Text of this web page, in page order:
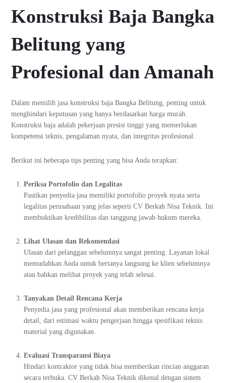
Konstruksi Baja Bangka
Belitung yang
Profesional dan Amanah
Dalam memilih jasa konstruksi baja Bangka Belitung, penting untuk
menghindari keputusan yang hanya berdasarkan harga murah.
Konstruksi baja adalah pekerjaan presisi tinggi yang memerlukan
kompetensi teknis, pengalaman nyata, dan integritas profesional.
Berikut ini beberapa tips penting yang bisa Anda terapkan:
Periksa Portofolio dan Legalitas
Pastikan penyedia jasa memiliki portofolio proyek nyata serta
legalitas perusahaan yang jelas seperti CV Berkah Nisa Teknik. Ini
membuktikan kredibilitas dan tanggung jawab hukum mereka.
Lihat Ulasan dan Rekomendasi
Ulasan dari pelanggan sebelumnya sangat penting. Layanan lokal
memudahkan Anda untuk bertanya langsung ke klien sebelumnya
atau bahkan melihat proyek yang telah selesai.
Tanyakan Detail Rencana Kerja
Penyedia jasa yang profesional akan memberikan rencana kerja
detail, dari estimasi waktu pengerjaan hingga spesifikasi teknis
material yang digunakan.
Evaluasi Transparansi Biaya
Hindari kontraktor yang tidak bisa memberikan rincian anggaran
secara terbuka. CV Berkah Nisa Teknik dikenal dengan sistem